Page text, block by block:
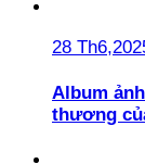
28
Album
thương